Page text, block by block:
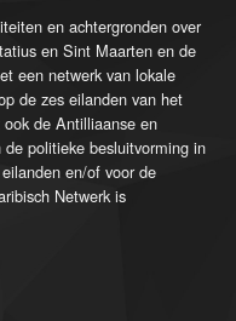
en achtergronden over
en Sint Maarten en de
een netwerk van lokale
de zes eilanden van het
de Antilliaanse en
politieke besluitvorming in
en/of voor de
Netwerk is